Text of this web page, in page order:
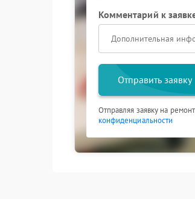
Комментарий к
Отправить заявку
Отправляя заявку на
конфиденциальности